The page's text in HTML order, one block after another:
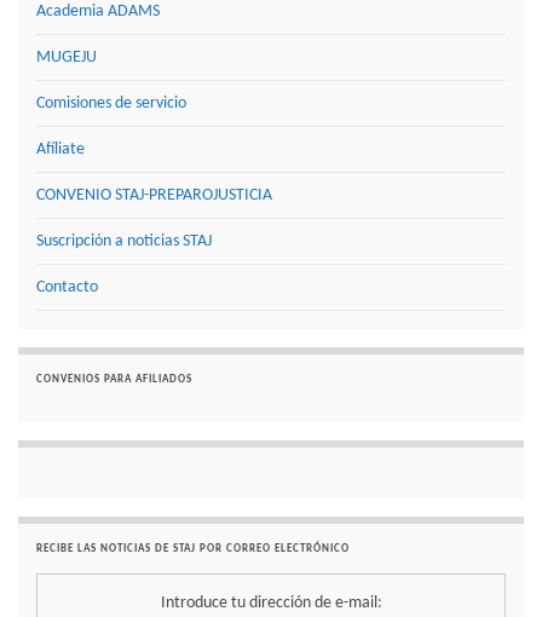
Academia ADAMS
MUGEJU
Comisiones de servicio
Afíliate
CONVENIO STAJ-PREPAROJUSTICIA
Suscripción a noticias STAJ
Contacto
CONVENIOS PARA AFILIADOS
RECIBE LAS NOTICIAS DE STAJ POR CORREO ELECTRÓNICO
Introduce tu dirección de e-mail: